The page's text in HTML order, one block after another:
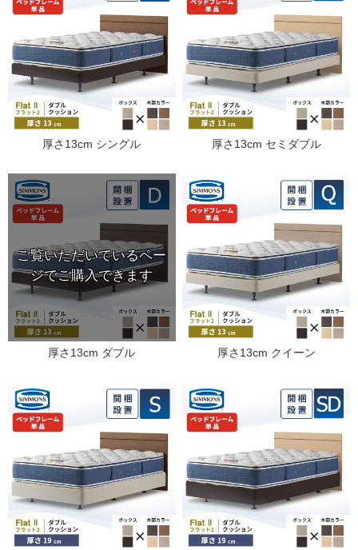
厚さ13cm シングル 厚さ13cm セミダブル
厚さ13cm ダブル 厚さ13cm クイーン